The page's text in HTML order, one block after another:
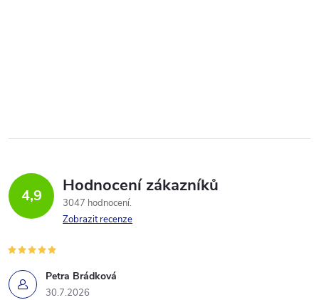
4,9 Hodnocení zákazníků
3047 hodnocení
Zobrazit recenze
Petra Brádková
30.7.2026